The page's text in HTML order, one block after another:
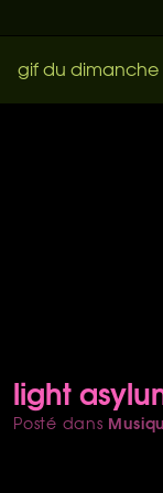
gif du dimanche
light
Posté dans